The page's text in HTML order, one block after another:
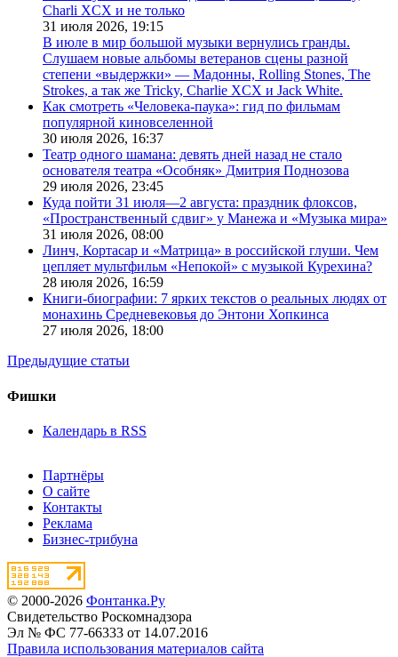
Charli XCX и не только
31 июля 2026, 19:15
В июле в мир большой музыки вернулись гранды.
Слушаем новые альбомы ветеранов сцены разной
степени «выдержки» — Мадонны, Rolling Stones, The
Strokes, а так же Tricky, Charlie XCX и Jack White.
Как смотреть «Человека-паука»: гид по фильмам
популярной киновселенной
30 июля 2026, 16:37
Театр одного шамана: девять дней назад не стало
основателя театра «Особняк» Дмитрия Поднозова
29 июля 2026, 23:45
Куда пойти 31 июля—2 августа: праздник флоксов,
«Пространственный сдвиг» у Манежа и «Музыка мира»
31 июля 2026, 08:00
Линч, Кортасар и «Матрица» в российской глуши. Чем
цепляет мультфильм «Непокой» с музыкой Курехина?
28 июля 2026, 16:59
Книги-биографии: 7 ярких текстов о реальных людях от
монахинь Средневековья до Энтони Хопкинса
27 июля 2026, 18:00
Предыдущие статьи
Фишки
Календарь в RSS
Партнёры
О сайте
Контакты
Реклама
Бизнес-трибуна
© 2000-2026 Фонтанка.Ру
Свидетельство Роскомнадзора
Эл № ФС 77-66333 от 14.07.2016
Правила использования материалов сайта